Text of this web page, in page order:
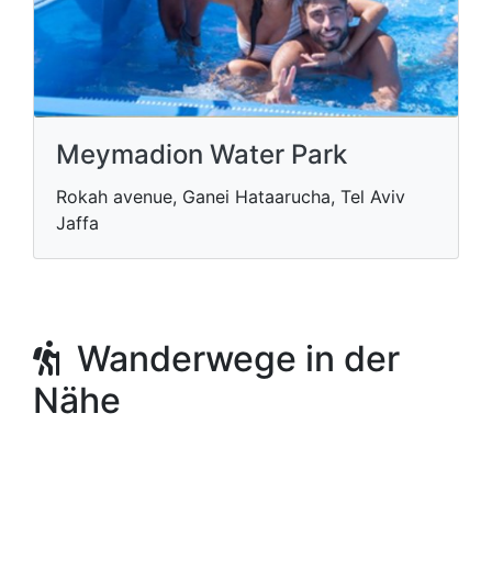
Meymadion Water Park
Rokah avenue, Ganei Hataarucha, Tel Aviv
Jaffa
Wanderwege in der
Nähe